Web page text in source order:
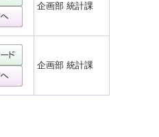
企画部 統計課
企画部 統計課